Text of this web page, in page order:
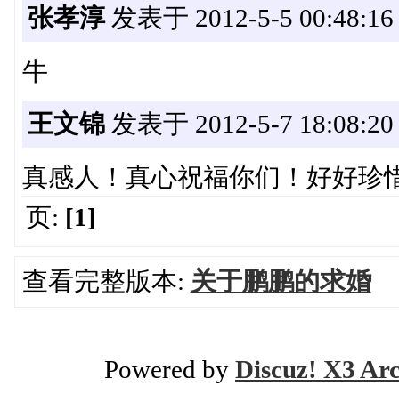
张孝淳发表于 2012-5-5 00:48:16
牛
王文锦发表于 2012-5-7 18:08:20
真感人！真心祝福你们！好好珍
页: [1]
查看完整版本: 关于鹏鹏的求婚
Powered by Discuz! X3